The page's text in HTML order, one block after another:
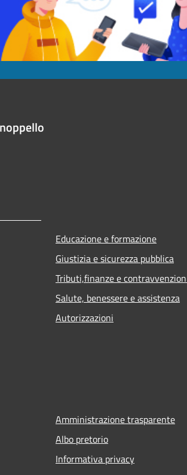
Educazione e formazione
Giustizia e sicurezza pubblica
Tributi,finanze e
Salute, benessere e assistenza
Autorizzazioni
Amministrazione trasparente
Albo pretorio
Informativa privacy